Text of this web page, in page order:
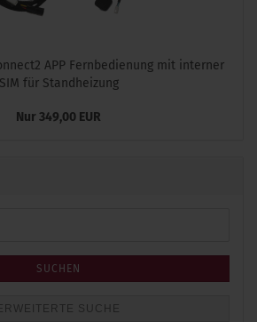
APP Fernbedienung mit interner
SIM für Standheizung
Nur 349,00 EUR
SUCHEN
ERWEITERTE SUCHE